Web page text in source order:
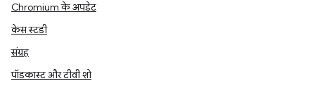
Chromium के अपडेट
केस स्टडी
संग्रह
पॉडकास्ट और टीवी शो